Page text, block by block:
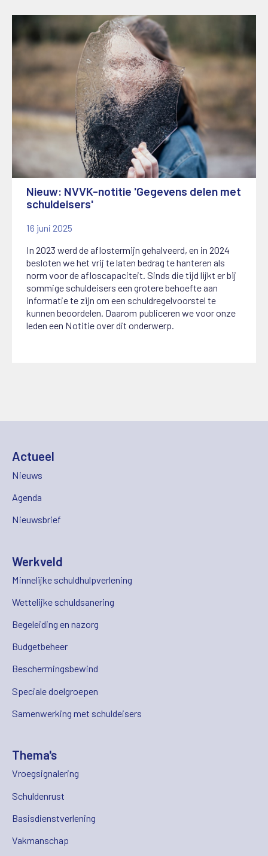
Nieuw: NVVK-notitie 'Gegevens delen met
schuldeisers'
16 juni 2025
In 2023 werd de aflostermijn gehalveerd, en in 2024
besloten we het vrij te laten bedrag te hanteren als
norm voor de afloscapaciteit. Sinds die tijd lijkt er bij
sommige schuldeisers een grotere behoefte aan
informatie te zijn om een schuldregelvoorstel te
kunnen beoordelen. Daarom publiceren we voor onze
leden een Notitie over dit onderwerp.
Actueel
Nieuws
Agenda
Nieuwsbrief
Werkveld
Minnelijke schuldhulpverlening
Wettelijke schuldsanering
Begeleiding en nazorg
Budgetbeheer
Beschermingsbewind
Speciale doelgroepen
Samenwerking met schuldeisers
Thema's
Vroegsignalering
Schuldenrust
Basisdienstverlening
Vakmanschap